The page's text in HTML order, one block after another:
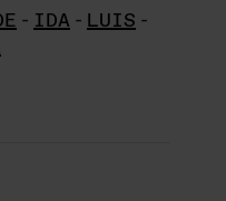
- IDA - LUIS -